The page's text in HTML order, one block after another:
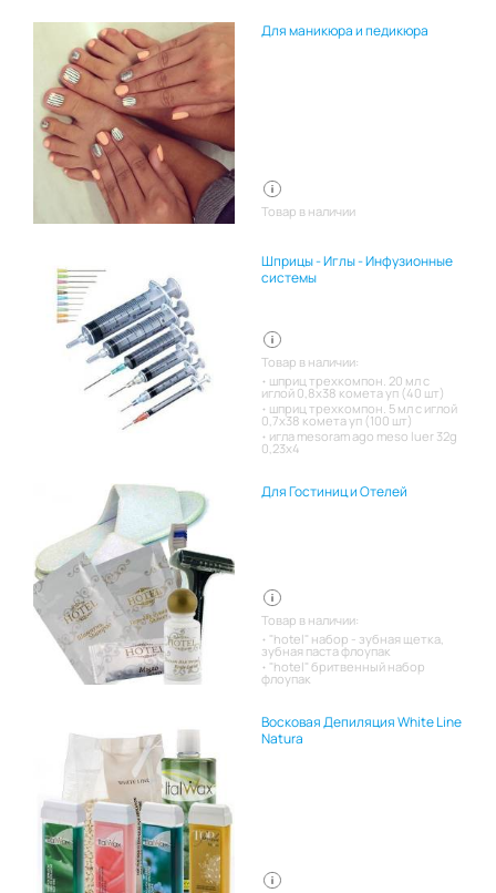
Для маникюра и педикюра
Товар в наличии
Шприцы - Иглы - Инфузионные
системы
Товар в наличии:
шприц трехкомпон. 20 мл с
иглой 0,8х38 комета уп (40 шт)
шприц трехкомпон. 5 мл с иглой
0,7х38 комета уп (100 шт)
игла mesoram ago meso luer 32g
0,23x4
Для Гостиниц и Отелей
Товар в наличии:
"hotel" набор - зубная щетка,
зубная паста флоупак
"hotel" бритвенный набор
флоупак
Восковая Депиляция White Line
Natura